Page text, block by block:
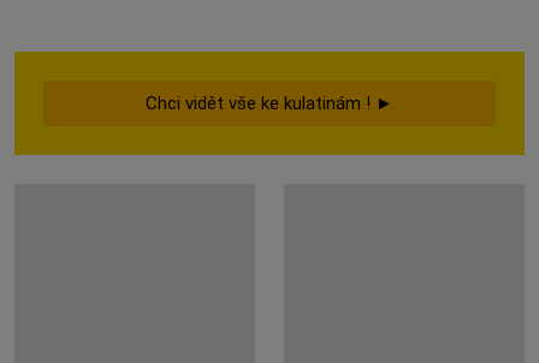
Chci vidět vše ke kulatinám ! ►